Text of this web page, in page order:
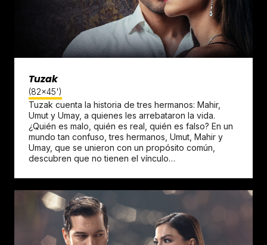
Tuzak
(82x45')
Tuzak cuenta la historia de tres hermanos: Mahir,
Umut y Umay, a quienes les arrebataron la vida.
¿Quién es malo, quién es real, quién es falso? En un
mundo tan confuso, tres hermanos, Umut, Mahir y
Umay, que se unieron con un propósito común,
descubren que no tienen el vínculo…